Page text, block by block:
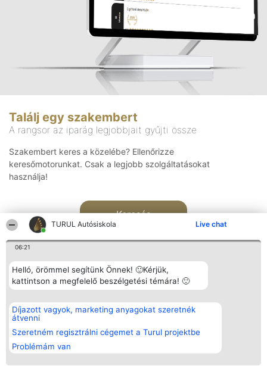
TURUL Autósiskola Live chat
06:21
Helló, örömmel segítünk Önnek! 🙂Kérjük,
kattintson a megfelelő beszélgetési témára! 🙂
Díjazott vagyok, marketing anyagokat szeretnék
átvenni
Szeretném regisztrálni cégemet a Turul projektbe
Problémám van
Találj egy szakembert
A rangsor az iparág legjobbjait gyűjti össze
Szakembert keres a közelébe? Ellenőrizze
keresőmotorunkat. Csak a legjobb szolgáltatásokat
használja!
Keresés
Rangsorszervező
SC Beautiful Company S.R.L.
Bulevardul Aleea Timișul De
Sus Nr. 2, Bl. A30, Sc. A, Et.
4, Ap. 13
Bukarest 53-238
Adószám 36737675
Népszavazás
Nyertesek
listája
Státusz
Elérhetőség
Elérhetőség